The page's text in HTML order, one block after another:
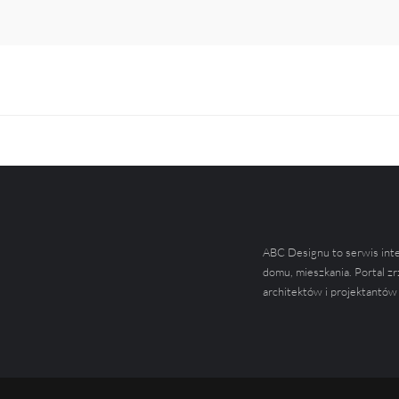
ABC Designu to serwis
domu, mieszkania. Portal
architektów i projektantów